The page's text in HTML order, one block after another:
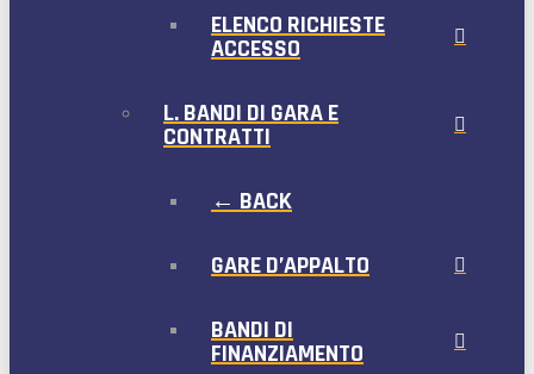
ELENCO RICHIESTE
ACCESSO
L. BANDI DI GARA E
CONTRATTI
← BACK
GARE D’APPALTO
BANDI DI
FINANZIAMENTO